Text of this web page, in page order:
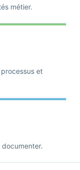
métier.
et